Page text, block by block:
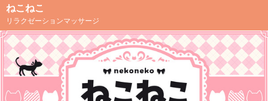
ねこねこ
リラクゼーションマッサージ